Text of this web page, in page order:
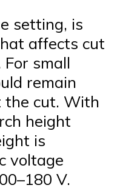
setting, is
affects cut
small
remain
the cut. With
height
is
voltage
V.